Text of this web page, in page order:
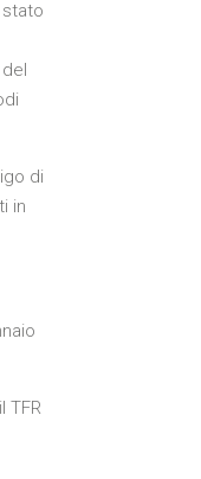
di
in
TFR